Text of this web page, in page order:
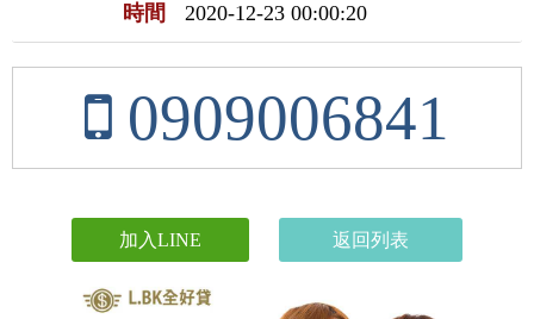
時間 2020-12-23 00:00:20
0909006841
加入LINE 返回列表